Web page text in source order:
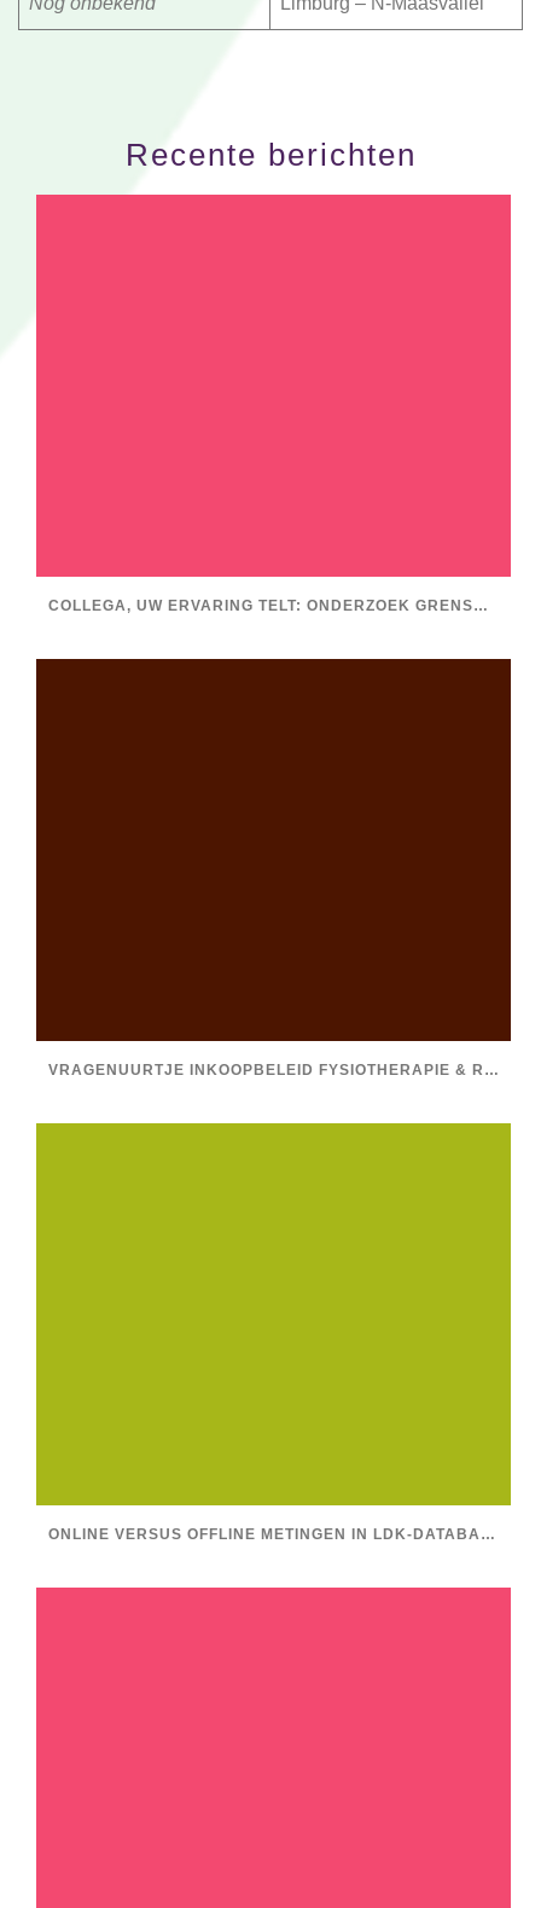
Recente berichten
COLLEGA, UW ERVARING TELT: ONDERZOEK GRENSOVERSCHRIJDEND GEDRAG BINNEN DE FYSIOTHERAPIE
VRAGENUURTJE INKOOPBELEID FYSIOTHERAPIE & RESV, STEL JE VRAGEN!
ONLINE VERSUS OFFLINE METINGEN IN LDK-DATABASE